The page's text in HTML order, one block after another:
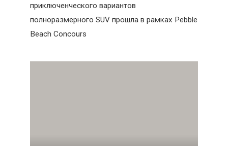
приключенческого вариантов
полноразмерного SUV прошла в рамках Pebble
Beach Concours